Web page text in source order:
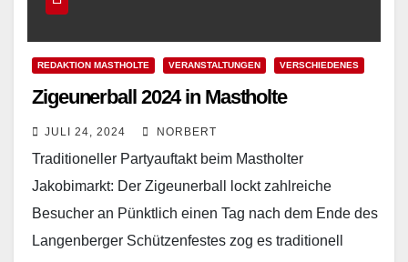
REDAKTION MASTHOLTE VERANSTALTUNGEN VERSCHIEDENES
Zigeunerball 2024 in Mastholte
JULI 24, 2024 NORBERT
Traditioneller Partyauftakt beim Mastholter
Jakobimarkt: Der Zigeunerball lockt zahlreiche
Besucher an Pünktlich einen Tag nach dem Ende des
Langenberger Schützenfestes zog es traditionell